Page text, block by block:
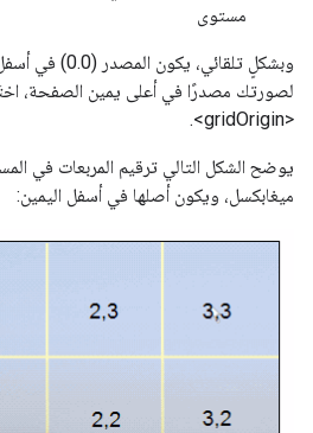
مستوى
وبشكلٍ تلقائي،
لصورتك مصدرًا في أعلى يمين الصفحة،
<gridOrigin>.
ميغابكسل، ويكون أصلها في أسفل اليمين: